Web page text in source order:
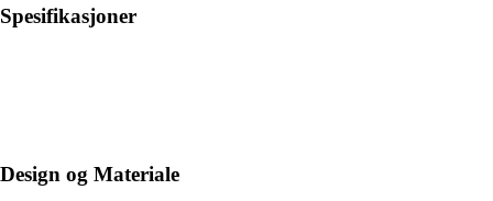
Spesifikasjoner
Design og Materiale